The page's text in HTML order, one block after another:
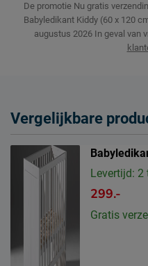
De promotie Nu gratis
Babyledikant Kiddy (60 x 120
augustus 2026 In geval van
Vergelijkbare
Levertijd: 2
299.-
Gratis